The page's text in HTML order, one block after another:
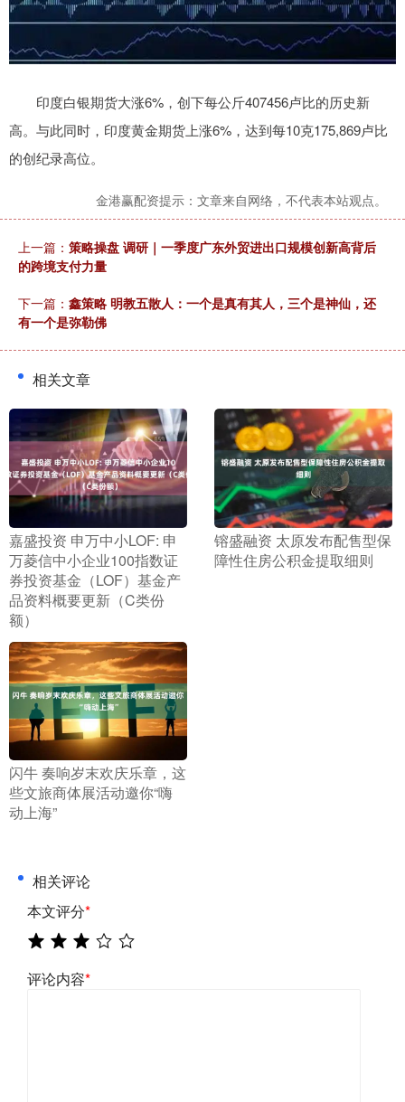
印度白银期货大涨6%，创下每公斤407456卢比的历史新
高。与此同时，印度黄金期货上涨6%，达到每10克175,869卢比
的创纪录高位。
金港赢配资提示：文章来自网络，不代表本站观点。
上一篇： 策略操盘 调研｜一季度广东外贸进出口规模创新高背后
的跨境支付力量
下一篇： 鑫策略 明教五散人：一个是真有其人，三个是神仙，还
有一个是弥勒佛
相关文章
​嘉盛投资 申万中小LOF: 申
万菱信中小企业100指数证
券投资基金（LOF）基金产
品资料概要更新（C类份
额）
​镕盛融资 太原发布配售型保
障性住房公积金提取细则
​闪牛 奏响岁末欢庆乐章，这
些文旅商体展活动邀你“嗨
动上海”
相关评论
本文评分*
评论内容*